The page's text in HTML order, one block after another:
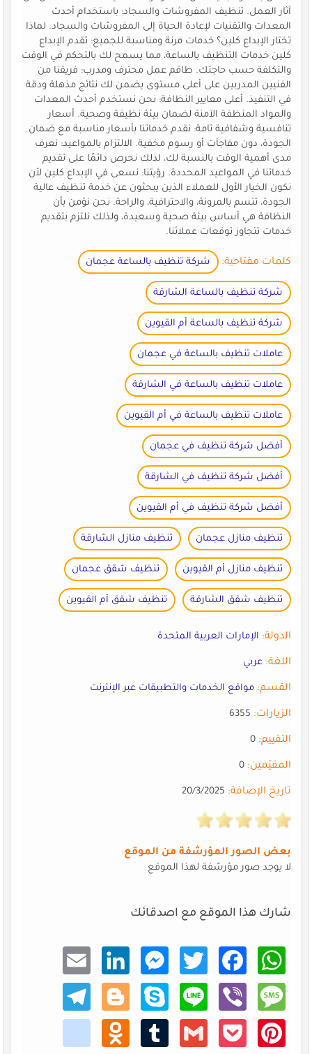
آثار العمل. تنظيف المفروشات والسجاد: باستخدام أحدث
المعدات والتقنيات لإعادة الحياة إلى المفروشات والسجاد. لماذا
تختار الإبداع كلين؟ خدمات مرنة ومناسبة للجميع: تقدم الإبداع
كلين خدمات التنظيف بالساعة، مما يسمح لك بالتحكم في الوقت
والتكلفة حسب حاجتك. طاقم عمل محترف ومدرب: فريقنا من
الفنيين المدربين على أعلى مستوى يضمن لك نتائج مذهلة ودقة
في التنفيذ. أعلى معايير النظافة: نحن نستخدم أحدث المعدات
والمواد المنظفة الآمنة لضمان بيئة نظيفة وصحية. أسعار
تنافسية وشفافية تامة: نقدم خدماتنا بأسعار مناسبة مع ضمان
الجودة، دون مفاجآت أو رسوم مخفية. الالتزام بالمواعيد: نعرف
مدى أهمية الوقت بالنسبة لك، لذلك نحرص دائمًا على تقديم
خدماتنا في المواعيد المحددة. رؤيتنا: نسعى في الإبداع كلين لأن
نكون الخيار الأول للعملاء الذين يبحثون عن خدمة تنظيف عالية
الجودة، تتسم بالمرونة، والاحترافية، والراحة. نحن نؤمن بأن
النظافة هي أساس بيئة صحية وسعيدة، ولذلك نلتزم بتقديم
خدمات تتجاوز توقعات عملائنا.
كلمات مفتاحية: شركة تنظيف بالساعة عجمان
شركة تنظيف بالساعة الشارقة
شركة تنظيف بالساعة أم القيوين
عاملات تنظيف بالساعة في عجمان
عاملات تنظيف بالساعة في الشارقة
عاملات تنظيف بالساعة في أم القيوين
أفضل شركة تنظيف في عجمان
أفضل شركة تنظيف في الشارقة
أفضل شركة تنظيف في أم القيوين
تنظيف منازل عجمان تنظيف منازل الشارقة
تنظيف منازل أم القيوين تنظيف شقق عجمان
تنظيف شقق الشارقة تنظيف شقق أم القيوين
الدولة: الإمارات العربية المتحدة
اللغة: عربي
القسم: مواقع الخدمات والتطبيقات عبر الإنترنت
الزيارات:6355
التقييم:0
المقيّمين:0
تاريخ الإضافة:20/3/2025
بعض الصور المؤرشفة من الموقع:
لا يوجد صور مؤرشفة لهذا الموقع
شارك هذا الموقع مع اصدقائك
What
sApp
Faceb
ook
Twitt
er
Mess
enger
Linke
dIn
Email
Mess
age
Viber
Line
Skype
Blogg
er
Teleg
ram
Pinte
rest
Pocke
Gmail
Tumb
Odno
klass
niki